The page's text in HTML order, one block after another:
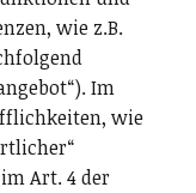
wie z.B.
Im
wie
Art. 4 der